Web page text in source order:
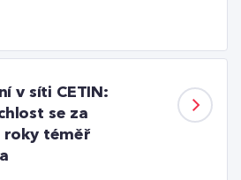
v síti CETIN:
se za
roky téměř